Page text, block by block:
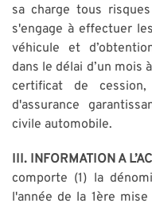
sa charge tous
s'engage à effectuer
véhicule et
dans le délai d’un mois
certificat de
d'assurance
civile automobile.
III. INFORMATION A
comporte (1) la
l'année de la 1ère